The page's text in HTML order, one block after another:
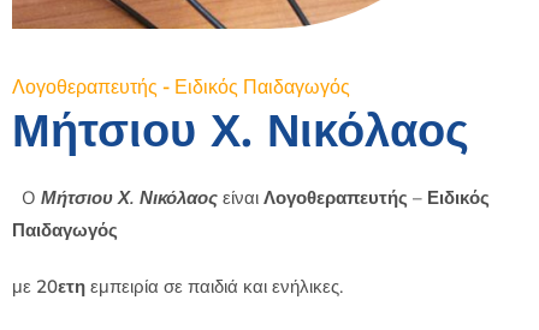
Λογοθεραπευτής - Ειδικός Παιδαγωγός
Μήτσιου Χ. Νικόλαος
O Μήτσιου Χ. Νικόλαος είναι Λογοθεραπευτής – Ειδικός
Παιδαγωγός
με 20ετη εμπειρία σε παιδιά και ενήλικες.